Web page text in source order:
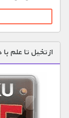
از تخیل تا علم